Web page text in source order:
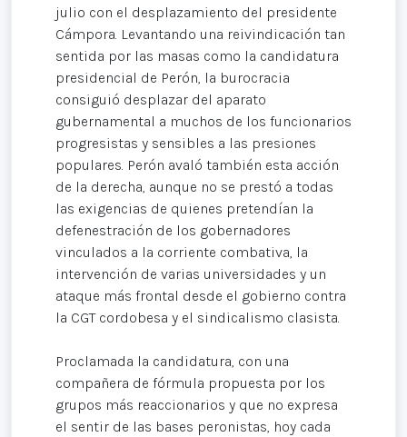
julio con el desplazamiento del presidente
Cámpora. Levantando una reivindicación tan
sentida por las masas como la candidatura
presidencial de Perón, la burocracia
consiguió desplazar del aparato
gubernamental a muchos de los funcionarios
progresistas y sensibles a las presiones
populares. Perón avaló también esta acción
de la derecha, aunque no se prestó a todas
las exigencias de quienes pretendían la
defenestración de los gobernadores
vinculados a la corriente combativa, la
intervención de varias universidades y un
ataque más frontal desde el gobierno contra
la CGT cordobesa y el sindicalismo clasista.
Proclamada la candidatura, con una
compañera de fórmula propuesta por los
grupos más reaccionarios y que no expresa
el sentir de las bases peronistas, hoy cada